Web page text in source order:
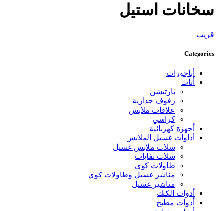
سخانات استيل
قريب
Categories
أباجورات
أثاث
بارتيشن
رفوف جدارية
علاقات ملابس
كراسي
أجهزة كهربائية
أداوات غسيل الملابس
سلات ملابس غسيل
سلات نفايات
طاولات كوي
مناشر غسيل وطاولات كوي
مناشير غسيل
أدوات الكيك
أدوات مطبخ